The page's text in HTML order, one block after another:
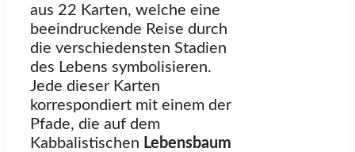
aus 22 Karten, welche eine
beeindruckende Reise durch
die verschiedensten Stadien
des Lebens symbolisieren.
Jede dieser Karten
korrespondiert mit einem der
Pfade, die auf dem
Kabbalistischen Lebensbaum